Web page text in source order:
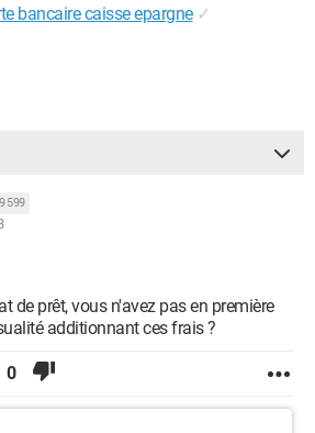
bancaire caisse epargne ✓
9 599
de prêt, vous n'avez pas en première
additionnant ces frais ?
0